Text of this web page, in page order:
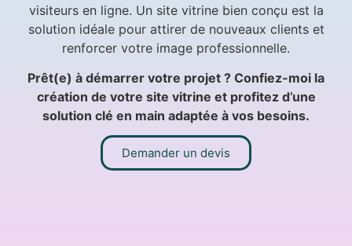
visiteurs en ligne. Un site vitrine bien conçu est la
solution idéale pour attirer de nouveaux clients et
renforcer votre image professionnelle.
Prêt(e) à démarrer votre projet ? Confiez-moi la
création de votre site vitrine et profitez d’une
solution clé en main adaptée à vos besoins.
Demander un devis